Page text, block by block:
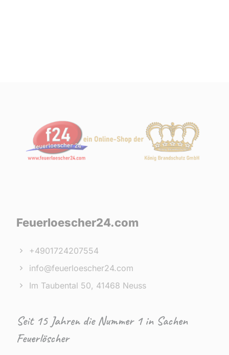
Feuerloescher24.com
+4901724207554
info@feuerloescher24.com
Im Taubental 50, 41468 Neuss
Seit 15 Jahren die Nummer 1 in Sachen
Feuerlöscher